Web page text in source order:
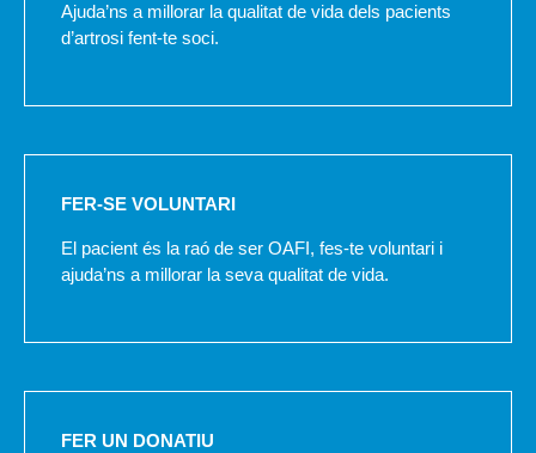
Ajuda’ns a millorar la qualitat de vida dels pacients
d’artrosi fent-te soci.
FER-SE VOLUNTARI
El pacient és la raó de ser OAFI, fes-te voluntari i
ajuda’ns a millorar la seva qualitat de vida.
FER UN DONATIU